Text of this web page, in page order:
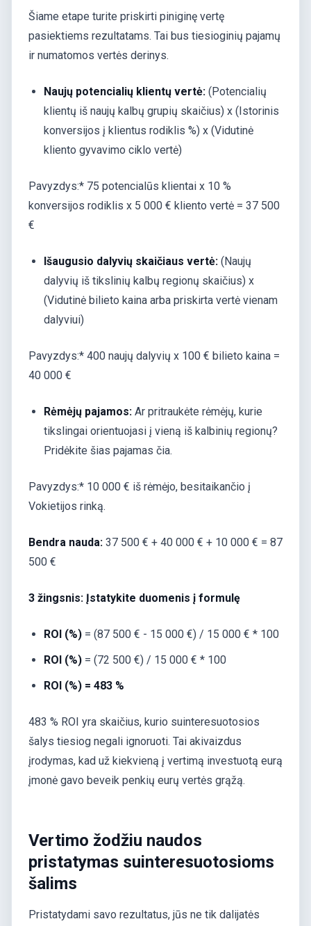
Šiame etape turite priskirti piniginę vertę
pasiektiems rezultatams. Tai bus tiesioginių pajamų
ir numatomos vertės derinys.
Naujų potencialių klientų vertė: (Potencialių
klientų iš naujų kalbų grupių skaičius) x (Istorinis
konversijos į klientus rodiklis %) x (Vidutinė
kliento gyvavimo ciklo vertė)
Pavyzdys:* 75 potencialūs klientai x 10 %
konversijos rodiklis x 5 000 € kliento vertė = 37 500
€
Išaugusio dalyvių skaičiaus vertė: (Naujų
dalyvių iš tikslinių kalbų regionų skaičius) x
(Vidutinė bilieto kaina arba priskirta vertė vienam
dalyviui)
Pavyzdys:* 400 naujų dalyvių x 100 € bilieto kaina =
40 000 €
Rėmėjų pajamos: Ar pritraukėte rėmėjų, kurie
tikslingai orientuojasi į vieną iš kalbinių regionų?
Pridėkite šias pajamas čia.
Pavyzdys:* 10 000 € iš rėmėjo, besitaikančio į
Vokietijos rinką.
Bendra nauda: 37 500 € + 40 000 € + 10 000 € = 87
500 €
3 žingsnis: Įstatykite duomenis į formulę
ROI (%) = (87 500 € - 15 000 €) / 15 000 € * 100
ROI (%) = (72 500 €) / 15 000 € * 100
ROI (%) = 483 %
483 % ROI yra skaičius, kurio suinteresuotosios
šalys tiesiog negali ignoruoti. Tai akivaizdus
įrodymas, kad už kiekvieną į vertimą investuotą eurą
įmonė gavo beveik penkių eurų vertės grąžą.
Vertimo žodžiu naudos
pristatymas suinteresuotosioms
šalims
Pristatydami savo rezultatus, jūs ne tik dalijatės